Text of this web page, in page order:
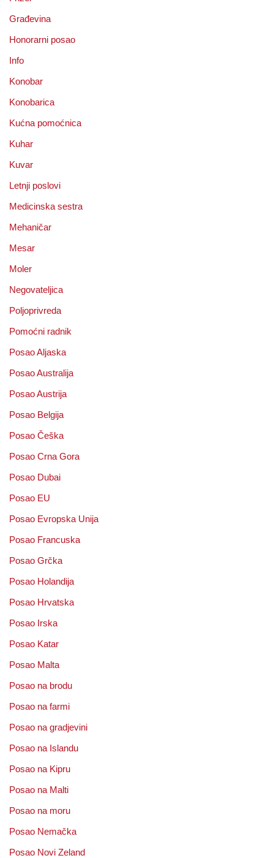
Građevina
Honorarni posao
Info
Konobar
Konobarica
Kućna pomoćnica
Kuhar
Kuvar
Letnji poslovi
Medicinska sestra
Mehaničar
Mesar
Moler
Negovateljica
Poljoprivreda
Pomoćni radnik
Posao Aljaska
Posao Australija
Posao Austrija
Posao Belgija
Posao Češka
Posao Crna Gora
Posao Dubai
Posao EU
Posao Evropska Unija
Posao Francuska
Posao Grčka
Posao Holandija
Posao Hrvatska
Posao Irska
Posao Katar
Posao Malta
Posao na brodu
Posao na farmi
Posao na gradjevini
Posao na Islandu
Posao na Kipru
Posao na Malti
Posao na moru
Posao Nemačka
Posao Novi Zeland